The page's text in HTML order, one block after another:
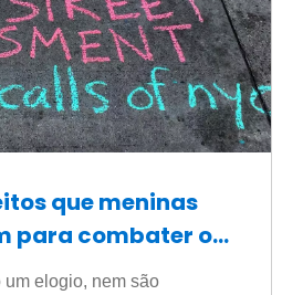
que meninas
para combater o
elogio, nem são